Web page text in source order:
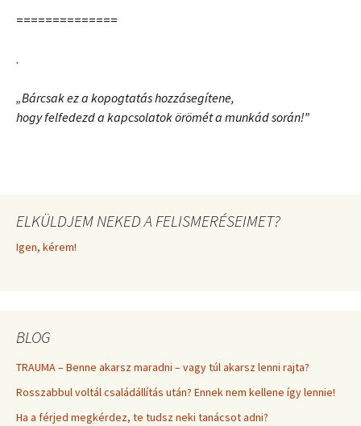
==============
.
„Bárcsak ez a kopogtatás hozzásegítene,
hogy felfedezd a kapcsolatok örömét a munkád során!”
ELKÜLDJEM NEKED A FELISMERÉSEIMET?
Igen, kérem!
BLOG
TRAUMA – Benne akarsz maradni – vagy túl akarsz lenni rajta?
Rosszabbul voltál családállítás után? Ennek nem kellene így lennie!
Ha a férjed megkérdez, te tudsz neki tanácsot adni?